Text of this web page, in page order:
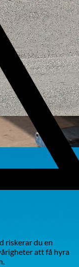
riskerar du en
att få hyra